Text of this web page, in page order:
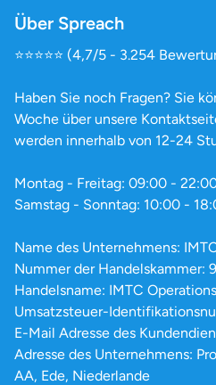
Über Spreach
⭐️⭐️⭐️⭐️⭐️ (4,7/5 - 3.254
Haben Sie noch Fragen? Sie
Woche über unsere
werden innerhalb von 12-24
Montag - Freitag: 09:00 -
Samstag - Sonntag: 10:00 -
Name des Unternehmens:
Nummer der Handelskammer:
Handelsname: IMTC
Umsatzsteuer-
E-Mail Adresse des
Adresse des Unternehmens:
AA, Ede, Niederlande